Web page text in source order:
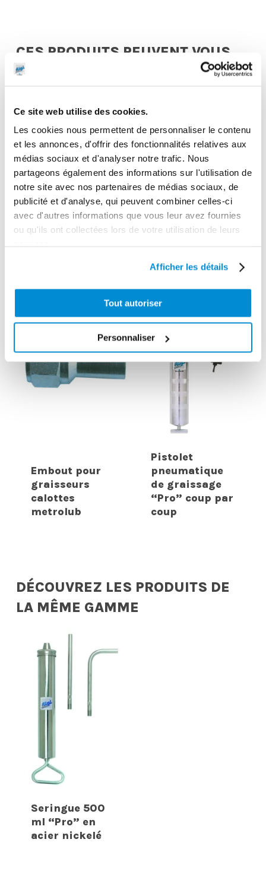
Ce site web utilise des cookies.
Les cookies nous permettent de personnaliser le contenu
et les annonces, d'offrir des fonctionnalités relatives aux
médias sociaux et d'analyser notre trafic. Nous
partageons également des informations sur l'utilisation de
notre site avec nos partenaires de médias sociaux, de
publicité et d'analyse, qui peuvent combiner celles-ci
avec d'autres informations que vous leur avez fournies
ou qu'ils ont collectées lors de votre utilisation de leurs
Afficher les détails
Tout autoriser
Personnaliser
CES PRODUITS PEUVENT VOUS
INTERESSER
Pistolet manuel
hydrauliques
Embout pour
graisseurs
calottes
metrolub
Pistolet
pneumatique
de graissage
“Pro” coup par
coup
DÉCOUVREZ LES PRODUITS DE
LA MÊME GAMME
Seringue 500
ml “Pro” en
acier nickelé